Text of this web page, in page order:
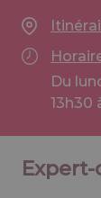
Du
13h30